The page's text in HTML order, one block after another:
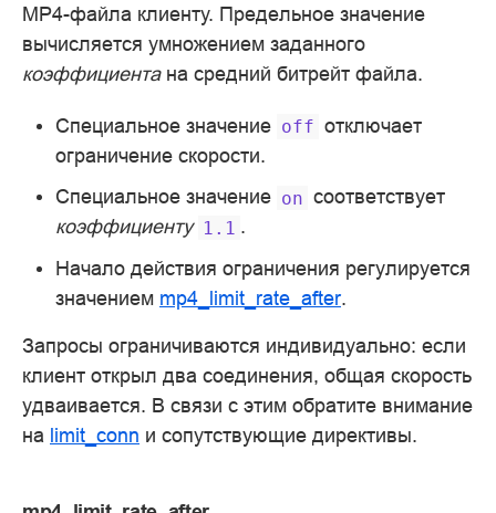
MP4-файла клиенту. Предельное значение
вычисляется умножением заданного
коэффициентана средний битрейт файла.
Специальное значение off отключает
ограничение скорости.
Специальное значение on соответствует
коэффициенту 1.1 .
Начало действия ограничения регулируется
значением mp4_limit_rate_after.
Запросы ограничиваются индивидуально: если
клиент открыл два соединения, общая скорость
удваивается. В связи с этим обратите внимание
на limit_conn и сопутствующие директивы.